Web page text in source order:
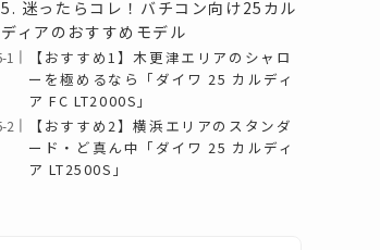
5. 迷ったらコレ！バチコン向け25カル
ディアのおすすめモデル
【おすすめ1】木更津エリアのシャロ
ーを極めるなら「ダイワ 25 カルディ
ア FC LT2000S」
【おすすめ2】横浜エリアのスタンダ
ード・ど真ん中「ダイワ 25 カルディ
ア LT2500S」